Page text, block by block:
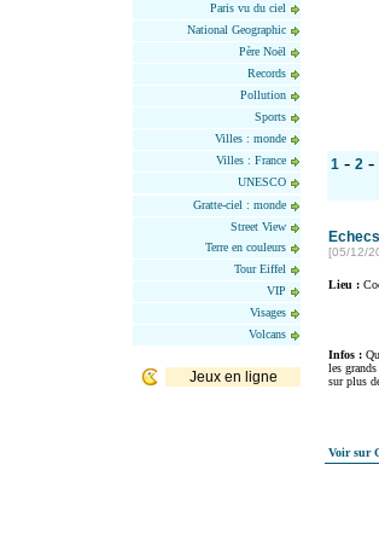
Paris vu du ciel
National Geographic
Père Noël
Records
Pollution
Sports
Villes : monde
Villes : France
UNESCO
Gratte-ciel : monde
Street View
Terre en couleurs
Tour Eiffel
VIP
Visages
Volcans
Jeux en ligne
1 - 2 -
[05/12/
Lieu :
Infos :
les
sur plus
Voir sur